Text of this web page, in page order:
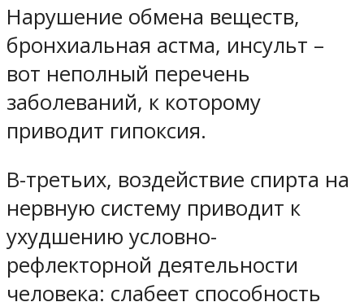
Нарушение обмена веществ,
бронхиальная астма, инсульт –
вот неполный перечень
заболеваний, к которому
приводит гипоксия.
В-третьих, воздействие спирта на
нервную систему приводит к
ухудшению условно-
рефлекторной деятельности
человека: слабеет способность